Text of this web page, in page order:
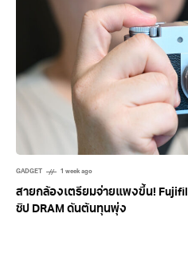
GADGET 1 week ago
สายกล้องเตรียมจ่ายแพงขึ้น!
ชิป DRAM ดันต้นทุนพุ่ง